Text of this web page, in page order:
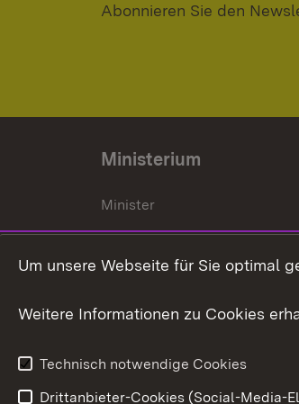
Abonnieren Sie den
Ministerium
Minister
Staatssekrektär
Ministerialdirektorin
Organigramm
Um unsere Webseite für Sie optimal
Weitere Informationen zu Cookies
Technisch notwendige Cookies
Drittanbieter-Cookies (Social-Media-